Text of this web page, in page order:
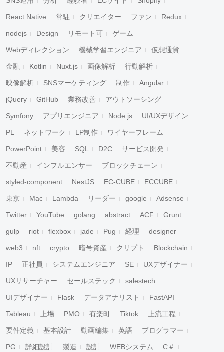
React Native 常駐 クリエイター ファン Redux
nodejs Design リモート可 ゲーム
Webディレクション 機械学習エンジニア 仮想通貨
金融 Kotlin Nuxt.js 画像解析 行動解析
映像解析 SNSマーケティング 制作 Angular
jQuery GitHub 業務改善 アウトソーシング
Symfony アプリエンジニア Node.js UI/UXデザイン
PL ネットワーク LP制作 ワイヤーフレーム
PowerPoint 美容 SQL D2C サービス開発
不動産 インフルエンサー ブロックチェーン
styled-component NestJS EC-CUBE ECCUBE
東京 Mac Lambda リーダー google Adsense
Twitter YouTube golang abstract ACF Grunt
gulp riot flexbox jade Pug 経理 designer
web3 nft crypto 暗号資産 クリプト Blockchain
IP 正社員 システムエンジニア SE UXデザイナー
UXリサーチャー セールステック salestech
UIデザイナー Flask データアナリスト FastAPI
Tableau 上場 PMO 有楽町 Tiktok 上流工程
要件定義 基本設計 動画編集 英語 プログラマー
PG 詳細設計 製造 設計 WEBシステム C＃